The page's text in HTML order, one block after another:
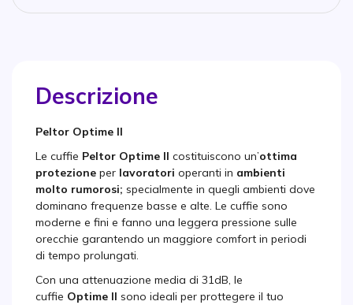
Descrizione
Peltor Optime II
Le cuffie Peltor Optime II costituiscono un’ottima
protezione per lavoratori operanti in ambienti
molto rumorosi; specialmente in quegli ambienti dove
dominano frequenze basse e alte. Le cuffie sono
moderne e fini e fanno una leggera pressione sulle
orecchie garantendo un maggiore comfort in periodi
di tempo prolungati.
Con una attenuazione media di 31dB, le
cuffie Optime II sono ideali per prottegere il tuo